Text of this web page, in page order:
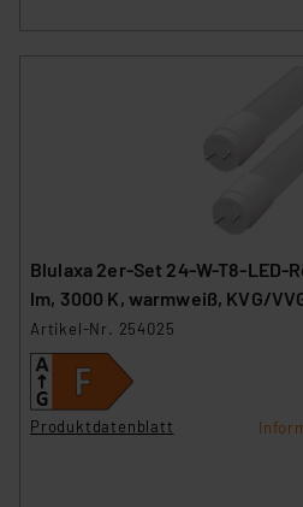
Blulaxa 2er-Set 24-W-T8-LED-
lm, 3000 K, warmweiß, KVG/
Artikel-Nr. 254025
Produktdatenblatt